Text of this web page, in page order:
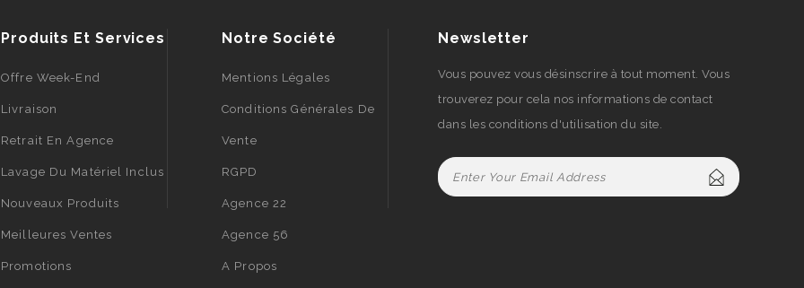
Produits Et Services
Offre Week-End
Livraison
Retrait En Agence
Lavage Du Matériel Inclus
Nouveaux Produits
Meilleures Ventes
Promotions
Notre Société
Mentions Légales
Conditions Générales De
Vente
RGPD
Agence 22
Agence 56
A Propos
Newsletter
Vous pouvez vous désinscrire à tout moment. Vous
trouverez pour cela nos informations de contact
dans les conditions d'utilisation du site.